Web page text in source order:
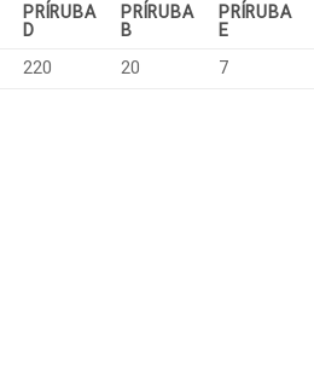
PRÍRUBA
D
PRÍRUBA
B
PRÍRUBA
E
220 20 7